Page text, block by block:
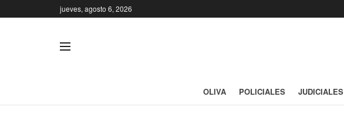
jueves, agosto 6, 2026
OLIVA POLICIALES JUDICIALES